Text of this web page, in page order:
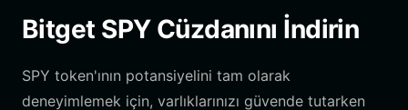
Bitget SPY Cüzdanını İndirin
SPY token'ının potansiyelini tam olarak
deneyimlemek için, varlıklarınızı güvende tutarken